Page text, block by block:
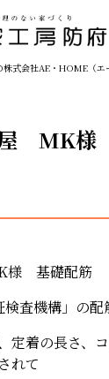
式会社AE・HOME（エ
MK
基礎配筋
査機構」の配
着の長さ、
れて